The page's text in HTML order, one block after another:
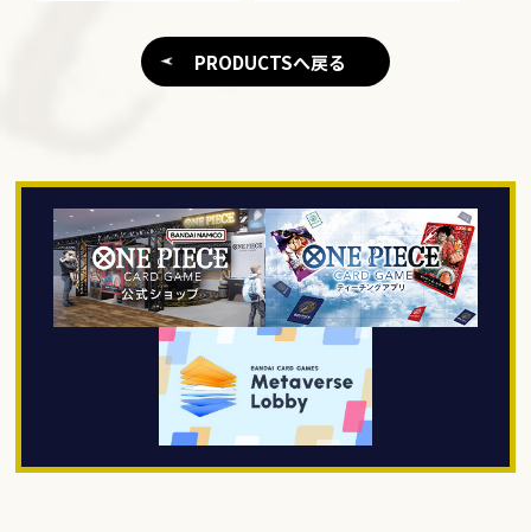
PRODUCTSへ戻る